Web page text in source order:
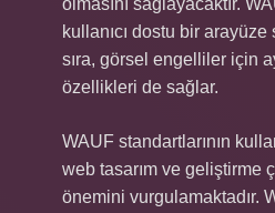
olmasını sağlayacaktır.
kullanıcı dostu bir arayüze
sıra, görsel engelliler için
özellikleri de sağlar.
WAUF standartlarının
web tasarım ve geliştirme
önemini vurgulamaktadır.